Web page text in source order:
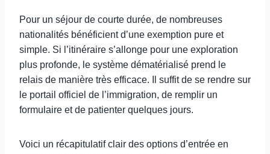
Pour un séjour de courte durée, de nombreuses
nationalités bénéficient d’une exemption pure et
simple. Si l’itinéraire s’allonge pour une exploration
plus profonde, le système dématérialisé prend le
relais de manière très efficace. Il suffit de se rendre sur
le portail officiel de l’immigration, de remplir un
formulaire et de patienter quelques jours.
Voici un récapitulatif clair des options d’entrée en